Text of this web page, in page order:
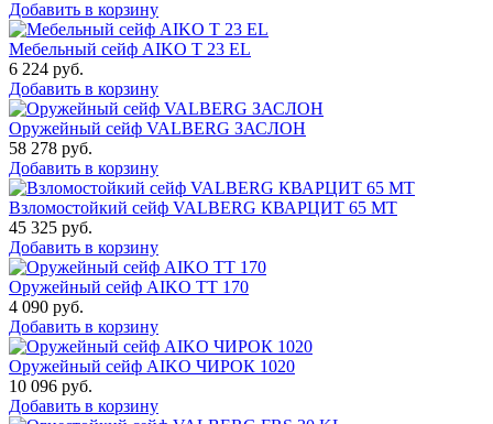
Добавить в корзину
Мебельный сейф AIKO Т 23 EL
6 224 руб.
Добавить в корзину
Оружейный сейф VALBERG ЗАСЛОН
58 278 руб.
Добавить в корзину
Взломостойкий сейф VALBERG КВАРЦИТ 65 МТ
45 325 руб.
Добавить в корзину
Оружейный сейф AIKO TT 170
4 090 руб.
Добавить в корзину
Оружейный сейф AIKO ЧИРОК 1020
10 096 руб.
Добавить в корзину